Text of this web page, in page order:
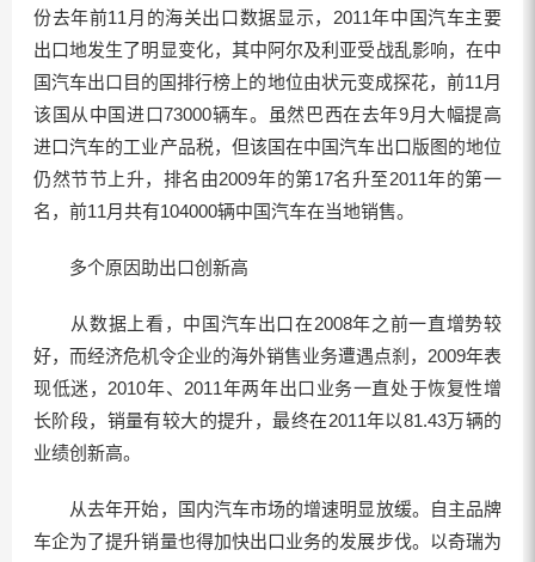
份去年前11月的海关出口数据显示，2011年中国汽车主要
出口地发生了明显变化，其中阿尔及利亚受战乱影响，在中
国汽车出口目的国排行榜上的地位由状元变成探花，前11月
该国从中国进口73000辆车。虽然巴西在去年9月大幅提高
进口汽车的工业产品税，但该国在中国汽车出口版图的地位
仍然节节上升，排名由2009年的第17名升至2011年的第一
名，前11月共有104000辆中国汽车在当地销售。
多个原因助出口创新高
从数据上看，中国汽车出口在2008年之前一直增势较
好，而经济危机令企业的海外销售业务遭遇点刹，2009年表
现低迷，2010年、2011年两年出口业务一直处于恢复性增
长阶段，销量有较大的提升，最终在2011年以81.43万辆的
业绩创新高。
从去年开始，国内汽车市场的增速明显放缓。自主品牌
车企为了提升销量也得加快出口业务的发展步伐。以奇瑞为